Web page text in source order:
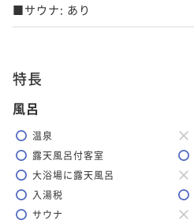
■サウナ: あり
特長
風呂
温泉
露天風呂付客室
大浴場に露天風呂
入湯税
サウナ